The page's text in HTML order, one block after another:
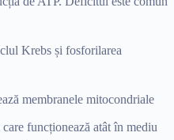
Krebs și fosforilarea
membranele mitocondriale
funcționează atât în mediu